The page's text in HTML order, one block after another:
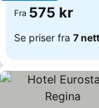
Fra 575 kr
Se priser fra 7